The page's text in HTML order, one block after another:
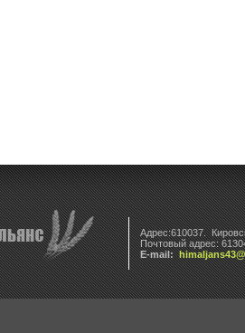
Адрес:610037.
Почтовый адрес:
E-mail: